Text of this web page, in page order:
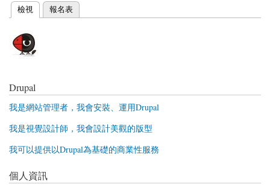
主要索引標籤
檢視
(作用中頁籤) 報名表
Drupal
我是網站管理者，我會安裝、運用Drupal
我是視覺設計師，我會設計美觀的版型
我可以提供以Drupal為基礎的商業性服務
個人資訊